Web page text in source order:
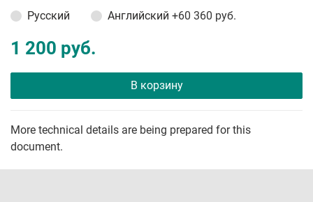
Русский
Английский +60 360 руб.
1 200 руб.
В корзину
More technical details are being prepared for this
document.